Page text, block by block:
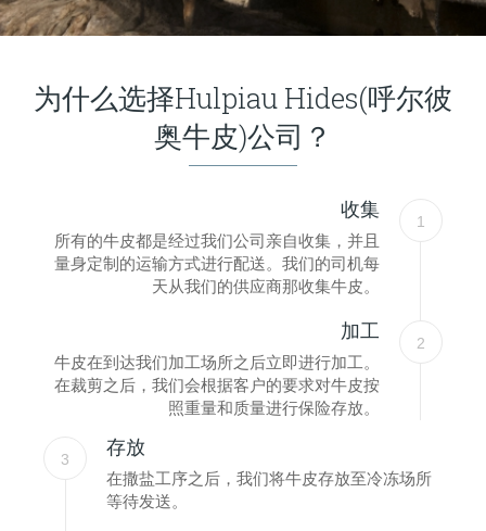
为什么选择Hulpiau Hides(呼尔彼
奥牛皮)公司？
1
收集
所有的牛皮都是经过我们公司亲自收集，并且
量身定制的运输方式进行配送。我们的司机每
天从我们的供应商那收集牛皮。
2
加工
牛皮在到达我们加工场所之后立即进行加工。
在裁剪之后，我们会根据客户的要求对牛皮按
照重量和质量进行保险存放。
3 存放
在撒盐工序之后，我们将牛皮存放至冷冻场所
等待发送。